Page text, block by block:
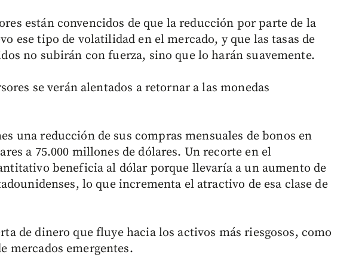
están convencidos de que la reducción por parte de la
ese tipo de volatilidad en el mercado, y que las tasas de
no subirán con fuerza, sino que lo harán suavemente.
se verán alentados a retornar a las monedas
una reducción de sus compras mensuales de bonos en
a 75.000 millones de dólares. Un recorte en el
beneficia al dólar porque llevaría a un aumento de
lo que incrementa el atractivo de esa clase de
de dinero que fluye hacia los activos más riesgosos, como
mercados emergentes.